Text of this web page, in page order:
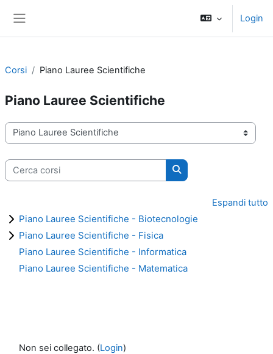
Login
Corsi Piano Lauree Scientifiche
Piano Lauree Scientifiche
Categorie di corso
Cerca corsi
Cerca corsi
Espandi tutto
Piano Lauree Scientifiche - Biotecnologie
Piano Lauree Scientifiche - Fisica
Piano Lauree Scientifiche - Informatica
Piano Lauree Scientifiche - Matematica
Non sei collegato. (Login)